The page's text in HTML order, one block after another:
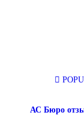
АС Бюро